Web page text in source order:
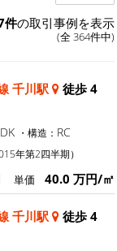
件の取引事例を表示
(全 364件中)
千川駅
徒歩 4
・構造： RC
年第2四半期）
単価 40.0 万円/㎡
千川駅
徒歩 4